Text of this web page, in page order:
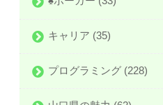
キャリア (35)
プログラミング (228)